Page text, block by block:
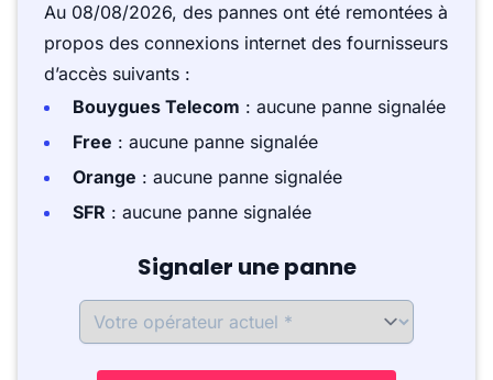
Au 08/08/2026, des pannes ont été remontées à
propos des connexions internet des fournisseurs
d’accès suivants :
Bouygues Telecom : aucune panne signalée
Free : aucune panne signalée
Orange : aucune panne signalée
SFR : aucune panne signalée
Signaler une panne